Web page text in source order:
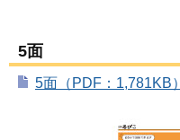
5面
5面（PDF：1,781KB）